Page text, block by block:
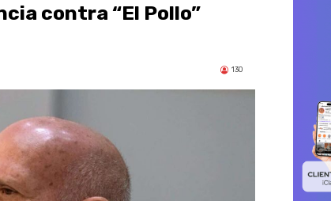
contra “El Pollo”
130